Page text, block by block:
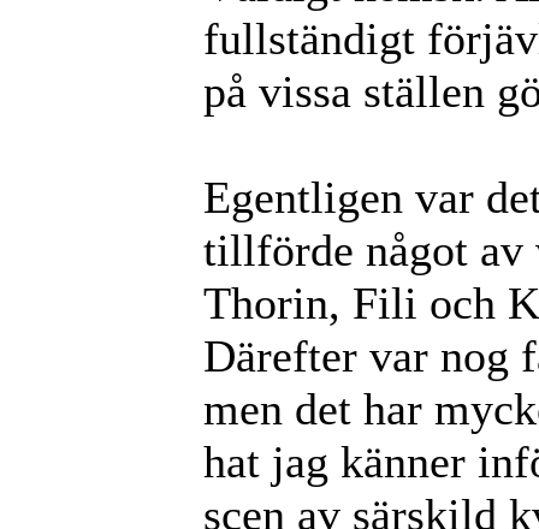
fullständigt
på vissa ställen
Egentligen var
tillförde något av
Thorin, Fili och
Därefter var nog
men det har
hat jag känner
scen av särskild